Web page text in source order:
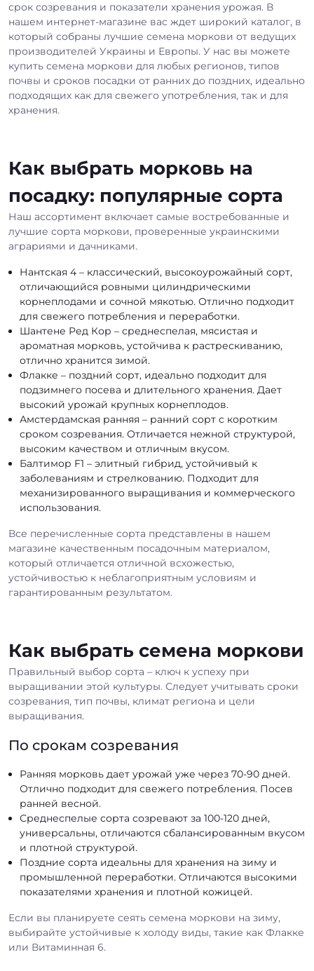
срок созревания и показатели хранения урожая. В
нашем интернет-магазине вас ждет широкий каталог, в
который собраны лучшие семена моркови от ведущих
производителей Украины и Европы. У нас вы можете
купить семена моркови для любых регионов, типов
почвы и сроков посадки от ранних до поздних, идеально
подходящих как для свежего употребления, так и для
хранения.
Как выбрать морковь на
посадку: популярные сорта
Наш ассортимент включает самые востребованные и
лучшие сорта моркови, проверенные украинскими
аграриями и дачниками.
Нантская 4 – классический, высокоурожайный сорт,
отличающийся ровными цилиндрическими
корнеплодами и сочной мякотью. Отлично подходит
для свежего потребления и переработки.
Шантене Ред Кор – среднеспелая, мясистая и
ароматная морковь, устойчива к растрескиванию,
отлично хранится зимой.
Флакке – поздний сорт, идеально подходит для
подзимнего посева и длительного хранения. Дает
высокий урожай крупных корнеплодов.
Амстердамская ранняя – ранний сорт с коротким
сроком созревания. Отличается нежной структурой,
высоким качеством и отличным вкусом.
Балтимор F1 – элитный гибрид, устойчивый к
заболеваниям и стрелкованию. Подходит для
механизированного выращивания и коммерческого
использования.
Все перечисленные сорта представлены в нашем
магазине качественным посадочным материалом,
который отличается отличной всхожестью,
устойчивостью к неблагоприятным условиям и
гарантированным результатом.
Как выбрать семена моркови
Правильный выбор сорта – ключ к успеху при
выращивании этой культуры. Следует учитывать сроки
созревания, тип почвы, климат региона и цели
выращивания.
По срокам созревания
Ранняя морковь дает урожай уже через 70-90 дней.
Отлично подходит для свежего потребления. Посев
ранней весной.
Среднеспелые сорта созревают за 100-120 дней,
универсальны, отличаются сбалансированным вкусом
и плотной структурой.
Поздние сорта идеальны для хранения на зиму и
промышленной переработки. Отличаются высокими
показателями хранения и плотной кожицей.
Если вы планируете сеять семена моркови на зиму,
выбирайте устойчивые к холоду виды, такие как Флакке
или Витаминная 6.